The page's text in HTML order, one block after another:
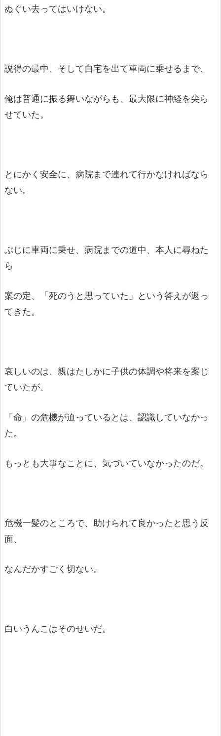
ぬぐい去ってはいけない。
説得の最中、そして自宅を出て車両に乗せるまで、
俺は普通に振る舞いながらも、最大限に神経を尖ら
せていた。
とにかく安全に、病院まで連れて行かなければなら
ない。
ぶじに車両に乗せ、病院までの道中、本人に尋ねた
ら
案の定、「死のうと思っていた」という答えが返っ
てきた。
哀しいのは、親はたしかに子供の体調や将来を案じ
ていたが、
「命」の危機が迫っているとは、認識していなかっ
た。
もっとも大事なことに、気づいていなかったのだ。
危機一髪のところで、助けられて良かったと思う反
面、
なんだかすごく切ない。
白いうんこはそのせいだ。